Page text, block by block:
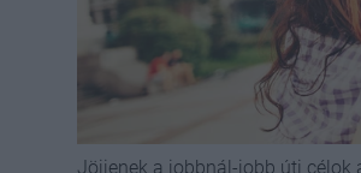
Jöjjenek a jobbnál-jobb úti célok